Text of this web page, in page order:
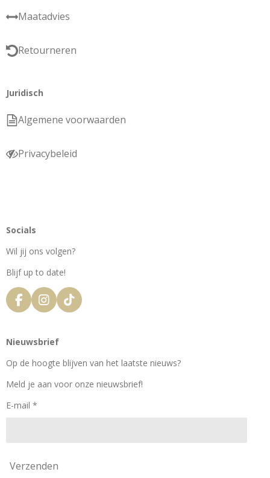
Maatadvies
Retourneren
Juridisch
Algemene voorwaarden
Privacybeleid
Socials
Wil jij ons volgen?
Blijf up to date!
F
a
e
o
k
I
n
t
g
a
T
i
k
Nieuwsbrief
Op de hoogte blijven van het laatste nieuws?
Meld je aan voor onze nieuwsbrief!
E-mail *
Verzenden